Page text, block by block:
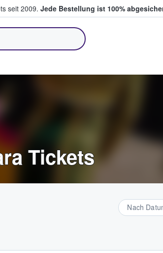
seit 2009. Jede Bestellung ist 100%
verkaufen
Tickets
Nach